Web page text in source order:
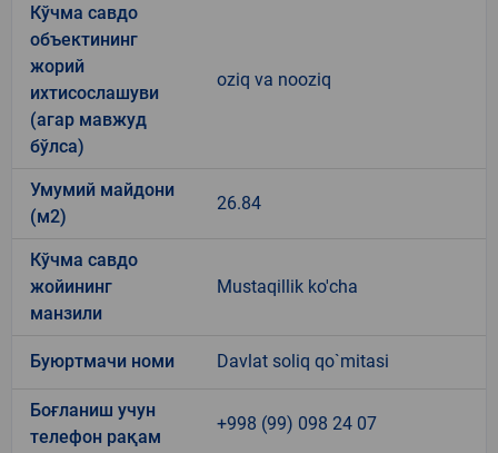
Кўчма савдо
объектининг
жорий
ихтисослашуви
(агар мавжуд
бўлса)
oziq va nooziq
Умумий майдони
(м2)
26.84
Кўчма савдо
жойининг
манзили
Mustaqillik ko'cha
Буюртмачи номи Davlat soliq qo`mitasi
Боғланиш учун
телефон рақам
+998 (99) 098 24 07